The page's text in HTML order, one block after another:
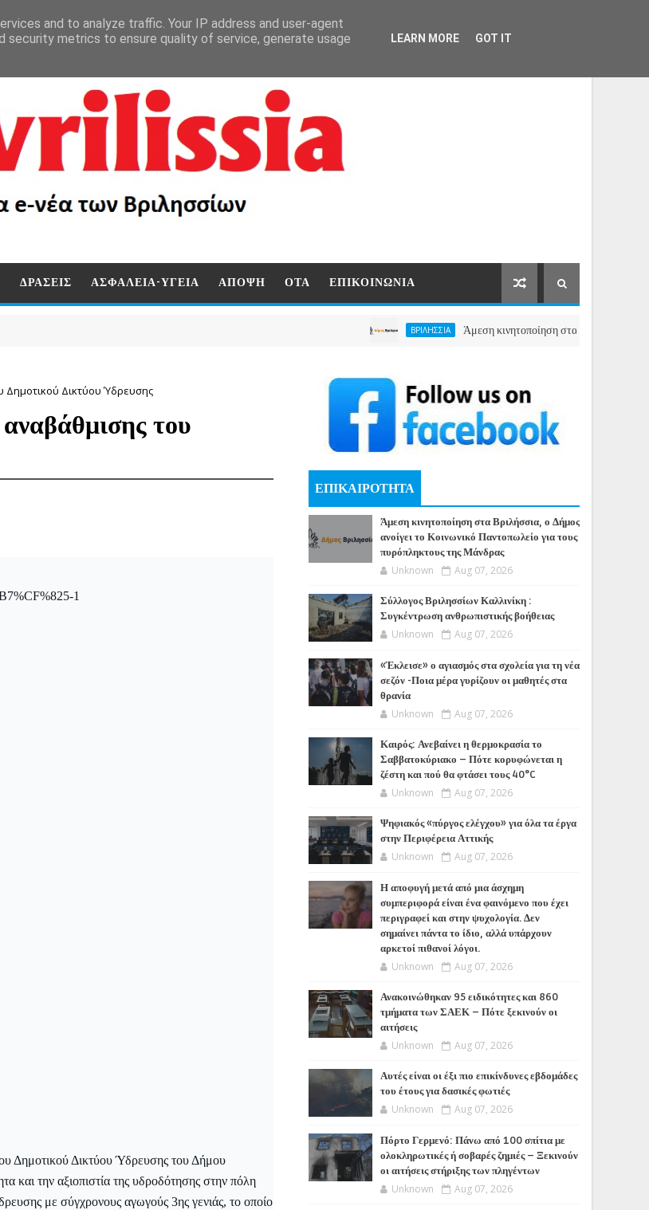
ΔΡΑΣΕΙΣ ΑΣΦΑΛΕΙΑ-ΥΓΕΙΑ ΑΠΟΨΗ ΟΤΑ ΕΠΙΚΟΙΝΩΝΙΑ
ΒΡΙΛΗΣΣΙΑ Άμεση κινητοποίηση στα Βριλήσσια, ο Δήμος
Δικτύου Ύδρευσης
του
Δημοτικού Δικτύου Ύδρευσης του Δήμου
και την αξιοπιστία της υδροδότησης στην πόλη
με σύγχρονους αγωγούς 3ης γενιάς, το οποίο
ΕΠΙΚΑΙΡΟΤΗΤΑ
Άμεση κινητοποίηση στα Βριλήσσια, ο Δήμος
ανοίγει το Κοινωνικό Παντοπωλείο για τους
πυρόπληκτους της Μάνδρας
Unknown Aug 07, 2026
Σύλλογος Βριλησσίων Καλλινίκη :
Συγκέντρωση ανθρωπιστικής βοήθειας
Unknown Aug 07, 2026
«Έκλεισε» ο αγιασμός στα σχολεία για τη νέα
σεζόν -Ποια μέρα γυρίζουν οι μαθητές στα
θρανία
Unknown Aug 07, 2026
Καιρός: Ανεβαίνει η θερμοκρασία το
Σαββατοκύριακο – Πότε κορυφώνεται η
ζέστη και πού θα φτάσει τους 40°C
Unknown Aug 07, 2026
Ψηφιακός «πύργος ελέγχου» για όλα τα έργα
στην Περιφέρεια Αττικής
Unknown Aug 07, 2026
Η αποφυγή μετά από μια άσχημη
συμπεριφορά είναι ένα φαινόμενο που έχει
περιγραφεί και στην ψυχολογία. Δεν
σημαίνει πάντα το ίδιο, αλλά υπάρχουν
αρκετοί πιθανοί λόγοι.
Unknown Aug 07, 2026
Ανακοινώθηκαν 95 ειδικότητες και 860
τμήματα των ΣΑΕΚ – Πότε ξεκινούν οι
αιτήσεις
Unknown Aug 07, 2026
Αυτές είναι οι έξι πιο επικίνδυνες εβδομάδες
του έτους για δασικές φωτιές
Unknown Aug 07, 2026
Πόρτο Γερμενό: Πάνω από 100 σπίτια με
ολοκληρωτικές ή σοβαρές ζημιές – Ξεκινούν
οι αιτήσεις στήριξης των πληγέντων
Unknown Aug 07, 2026
and to analyze traffic. Your IP address and user-agent
security metrics to ensure quality of service, generate usage
LEARN MORE GOT IT